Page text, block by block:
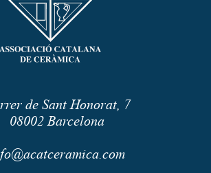
de Sant Honorat, 7
08002Barcelona